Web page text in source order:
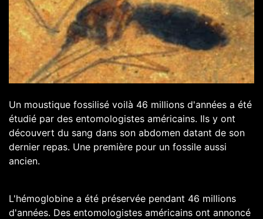
Un moustique fossilisé voilà 46 millions d'années a été
étudié par des entomologistes américains. Ils y ont
découvert du sang dans son abdomen datant de son
dernier repas. Une première pour un fossile aussi
ancien.
L'hémoglobine a été préservée pendant 46 millions
d'années. Des entomologistes américains ont annoncé